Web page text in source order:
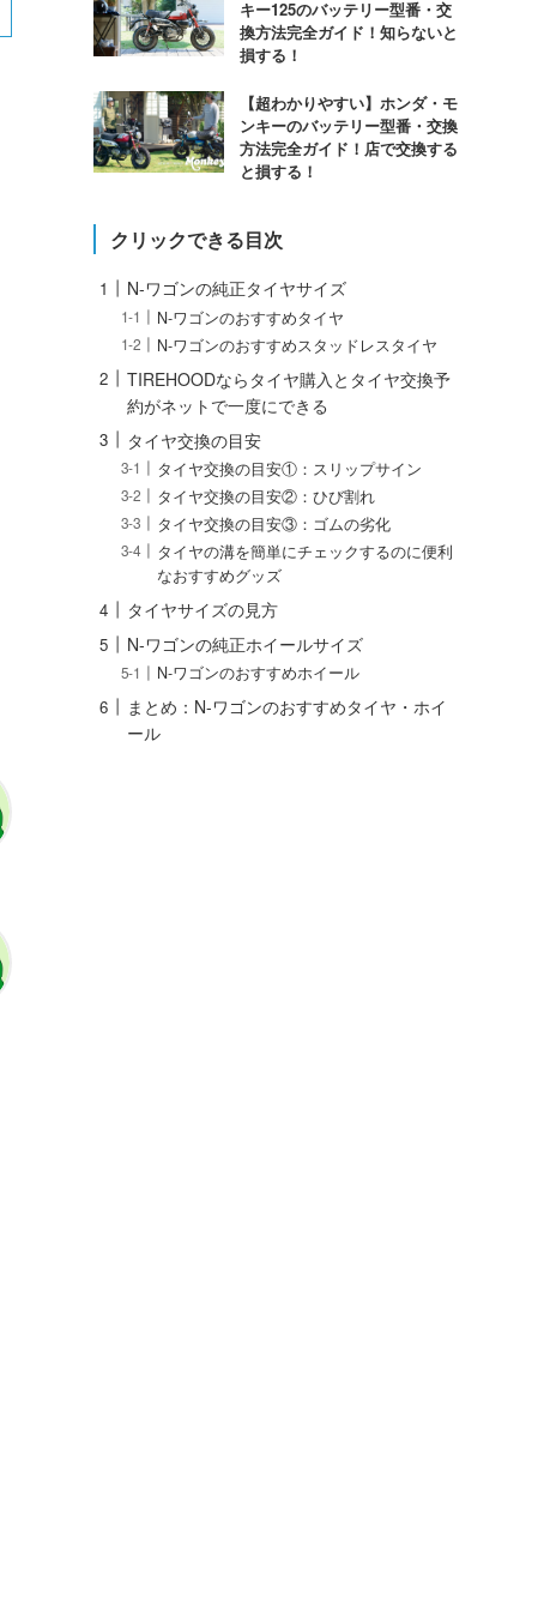
キー125のバッテリー型番・交
換方法完全ガイド！知らないと
損する！
【超わかりやすい】ホンダ・モ
ンキーのバッテリー型番・交換
方法完全ガイド！店で交換する
と損する！
クリックできる目次
N-ワゴンの純正タイヤサイズ
N-ワゴンのおすすめタイヤ
N-ワゴンのおすすめスタッドレスタイヤ
TIREHOODならタイヤ購入とタイヤ交換予
約がネットで一度にできる
タイヤ交換の目安
タイヤ交換の目安①：スリップサイン
タイヤ交換の目安②：ひび割れ
タイヤ交換の目安③：ゴムの劣化
タイヤの溝を簡単にチェックするのに便利
なおすすめグッズ
タイヤサイズの見方
N-ワゴンの純正ホイールサイズ
N-ワゴンのおすすめホイール
まとめ：N-ワゴンのおすすめタイヤ・ホイ
ール